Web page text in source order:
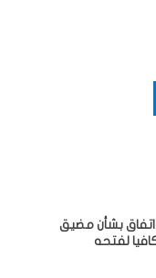
اتفاق بشأن مضيق
لفتحه